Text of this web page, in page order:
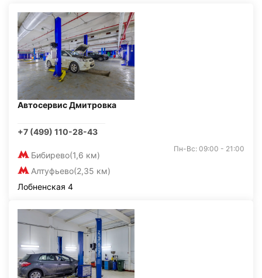
Автосервис Дмитровка
+7 (499) 110-28-43
Бибирево(1,6 км)
Алтуфьево(2,35 км)
Пн-Вс: 09:00 - 21:00
Лобненская 4